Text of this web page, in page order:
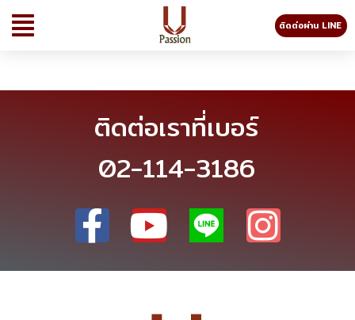
ติดต่อผ่าน LINE
ติดต่อเราที่เบอร์
02-114-3186